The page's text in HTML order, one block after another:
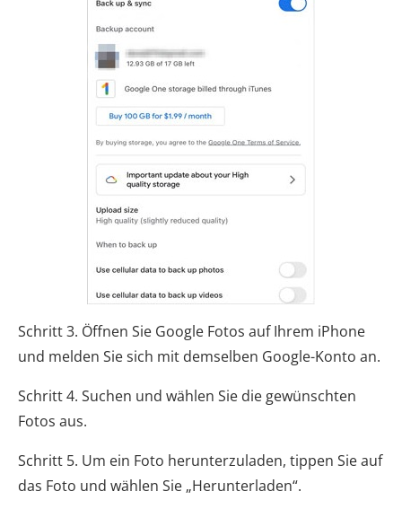
Schritt 3. Öffnen Sie Google Fotos auf Ihrem iPhone
und melden Sie sich mit demselben Google-Konto an.
Schritt 4. Suchen und wählen Sie die gewünschten
Fotos aus.
Schritt 5. Um ein Foto herunterzuladen, tippen Sie auf
das Foto und wählen Sie „Herunterladen“.